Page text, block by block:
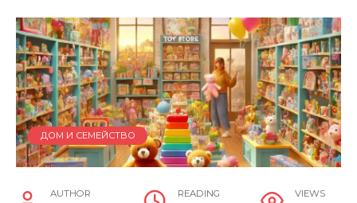
ДОМ И СЕМЕЙСТВО
AUTHOR READING VIEWS